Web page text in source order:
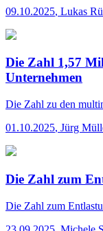
09.10.2025, Lukas
Die Zahl 1,57
Unternehmen
Die Zahl zu den
01.10.2025, Jürg
Die Zahl zum
Die Zahl zum